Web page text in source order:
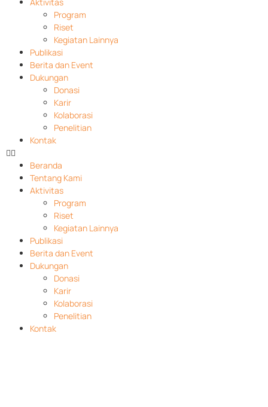
Program
Riset
Kegiatan Lainnya
Publikasi
Berita dan Event
Dukungan
Donasi
Karir
Kolaborasi
Penelitian
Kontak
Beranda
Tentang Kami
Aktivitas
Program
Riset
Kegiatan Lainnya
Publikasi
Berita dan Event
Dukungan
Donasi
Karir
Kolaborasi
Penelitian
Kontak